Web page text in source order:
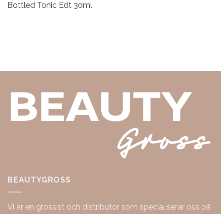
Bottled Tonic Edt 30ml
BEAUTYGROSS
Vi är en grossist och distributör som specialiserar oss på